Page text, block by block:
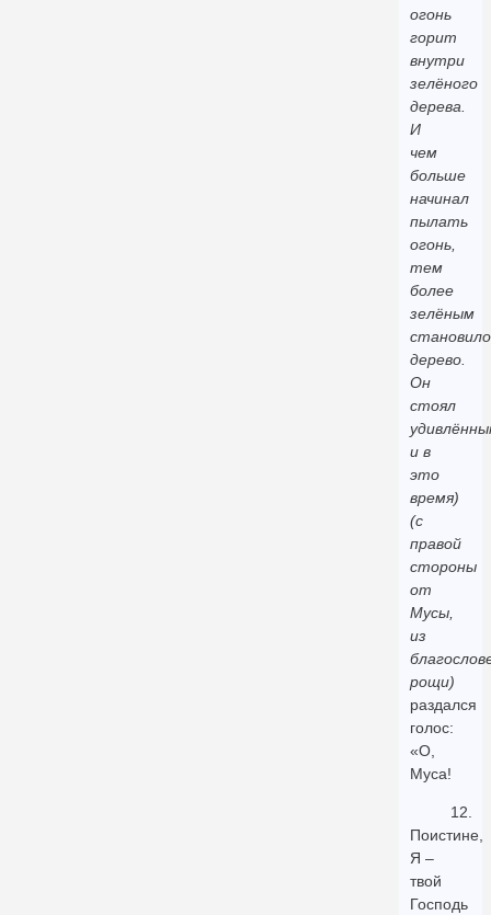
огонь
горит
внутри
зелёного
дерева.
И
чем
больше
начинал
пылать
огонь,
тем
более
зелёным
дерево.
Он
стоял
и в
это
время)
(с
правой
стороны
от
Мусы,
из
рощи)
раздался
голос:
«О,
Муса!
12.
Поистине,
Я –
твой
Господь